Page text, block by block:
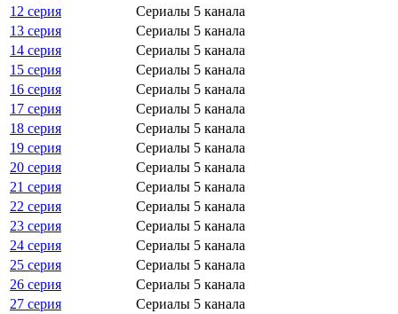
12 серия
Сериалы 5 канала
13 серия
Сериалы 5 канала
14 серия
Сериалы 5 канала
15 серия
Сериалы 5 канала
16 серия
Сериалы 5 канала
17 серия
Сериалы 5 канала
18 серия
Сериалы 5 канала
19 серия
Сериалы 5 канала
20 серия
Сериалы 5 канала
21 серия
Сериалы 5 канала
22 серия
Сериалы 5 канала
23 серия
Сериалы 5 канала
24 серия
Сериалы 5 канала
25 серия
Сериалы 5 канала
26 серия
Сериалы 5 канала
27 серия
Сериалы 5 канала